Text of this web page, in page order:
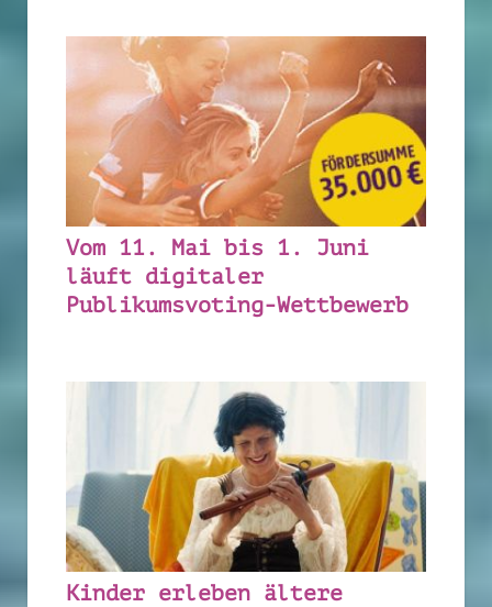
Vom 11. Mai bis 1. Juni
läuft digitaler
Publikumsvoting-Wettbewerb
Kinder erleben ältere